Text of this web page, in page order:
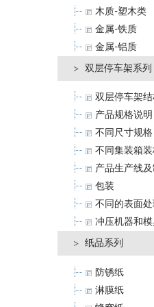
木质-塑木类
金属-铁质
金属-铝质
双层停车架系列
双层停车架结
产品规格说明
不同尺寸规格
不同集装箱
产品生产线
包装
不同的表面处
冲压机器和模
纸品系列
防锈纸
淋膜纸